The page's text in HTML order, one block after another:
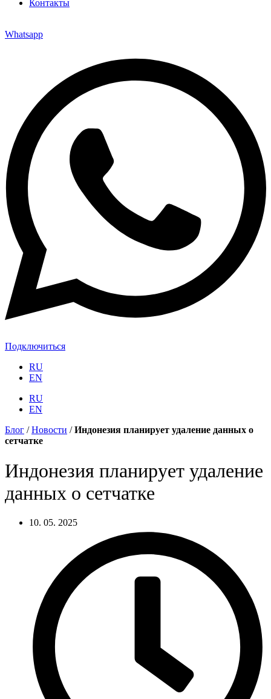
Контакты
Whatsapp
Подключиться
RU
EN
RU
EN
Блог /Новости /Индонезия планирует удаление данных о
сетчатке
Индонезия планирует удаление
данных о сетчатке
10. 05. 2025